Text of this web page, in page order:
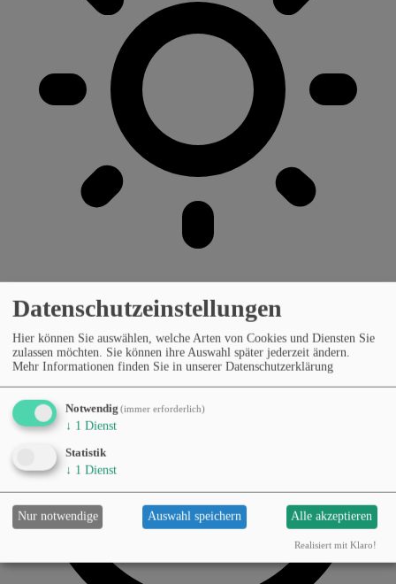
Datenschutzeinstellungen
Hier können Sie auswählen, welche Arten von Cookies und Diensten Sie
zulassen möchten. Sie können ihre Auswahl später jederzeit ändern.
Mehr Informationen finden Sie in unserer Datenschutzerklärung
Notwendig (immer erforderlich)
↓ 1 Dienst
Statistik
↓ 1 Dienst
Nur notwendige Auswahl speichern Alle akzeptieren
Realisiert mit Klaro!